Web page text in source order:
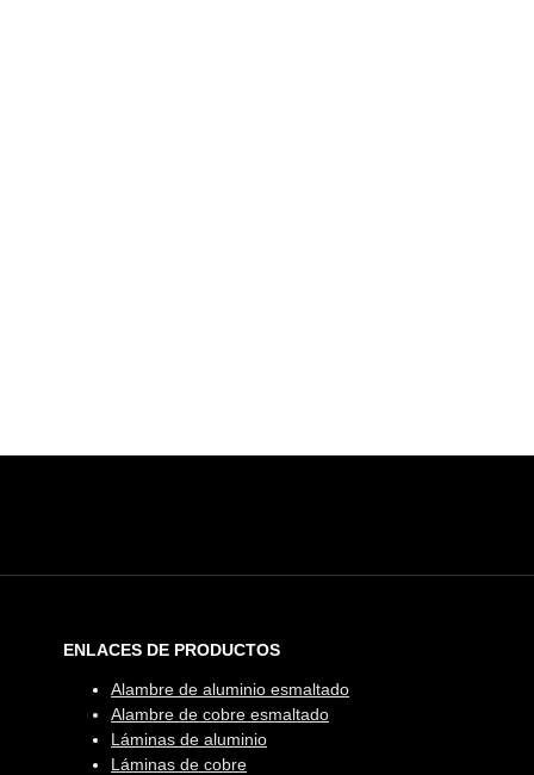
ENLACES DE PRODUCTOS
Alambre de aluminio esmaltado
Alambre de cobre esmaltado
Láminas de aluminio
Láminas de cobre